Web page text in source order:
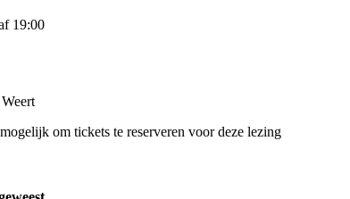
19:00
om tickets te reserveren voor deze lezing